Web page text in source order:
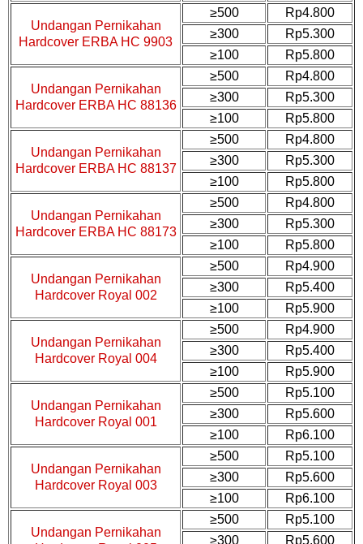
Undangan Pernikahan
Hardcover ERBA HC 9903
≥500
Rp4.800
≥300
Rp5.300
≥100
Rp5.800
Undangan Pernikahan
Hardcover ERBA HC 88136
≥500
Rp4.800
≥300
Rp5.300
≥100
Rp5.800
Undangan Pernikahan
Hardcover ERBA HC 88137
≥500
Rp4.800
≥300
Rp5.300
≥100
Rp5.800
Undangan Pernikahan
Hardcover ERBA HC 88173
≥500
Rp4.800
≥300
Rp5.300
≥100
Rp5.800
Undangan Pernikahan
Hardcover Royal 002
≥500
Rp4.900
≥300
Rp5.400
≥100
Rp5.900
Undangan Pernikahan
Hardcover Royal 004
≥500
Rp4.900
≥300
Rp5.400
≥100
Rp5.900
Undangan Pernikahan
Hardcover Royal 001
≥500
Rp5.100
≥300
Rp5.600
≥100
Rp6.100
Undangan Pernikahan
Hardcover Royal 003
≥500
Rp5.100
≥300
Rp5.600
≥100
Rp6.100
Undangan Pernikahan
≥500
Rp5.100
≥300
Rp5.600